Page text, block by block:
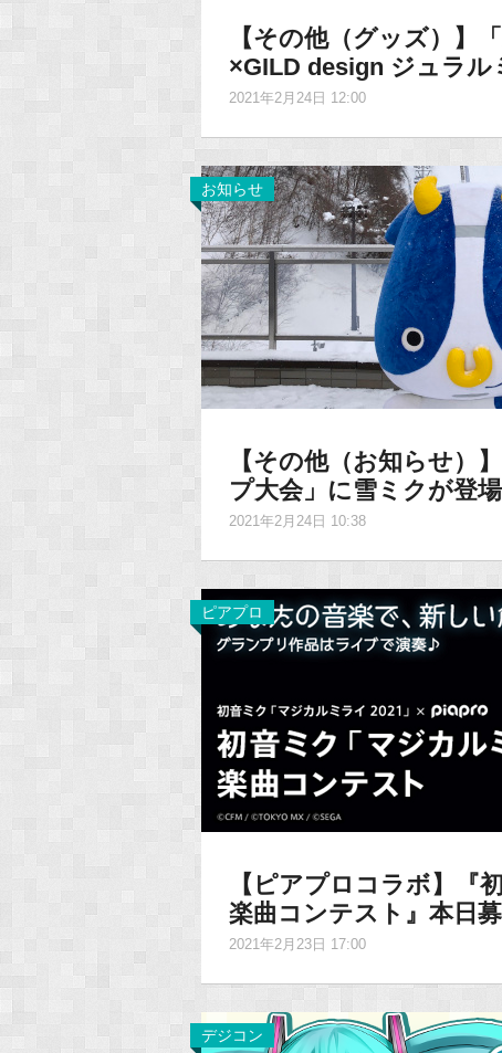
【その他（グッズ）】
×GILD design ジュラル
2021年2月24日 12:00
お知らせ
【その他（お知らせ）
プ大会」に雪ミクが登
2021年2月24日 10:38
ピアプロ
【ピアプロコラボ】『
楽曲コンテスト』本日
2021年2月23日 17:00
デジコン